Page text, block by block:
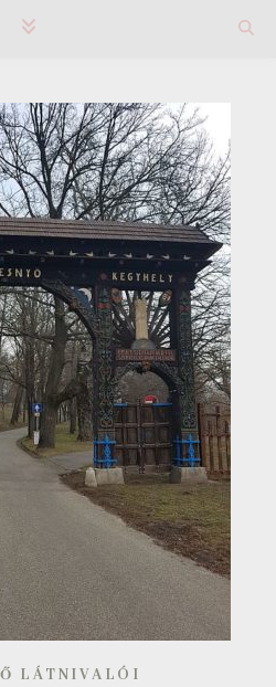
LÁTNIVALÓI